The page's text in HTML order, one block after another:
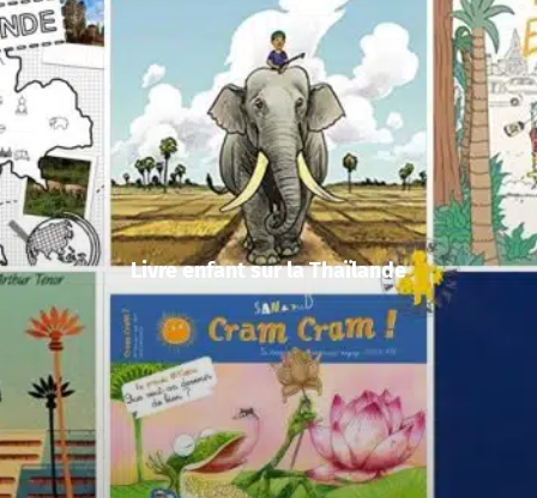
Livre enfant sur la Thaïlande